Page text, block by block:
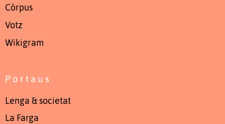
Còrpus
Votz
Wikigram
Portaus
Lenga & societat
La Farga